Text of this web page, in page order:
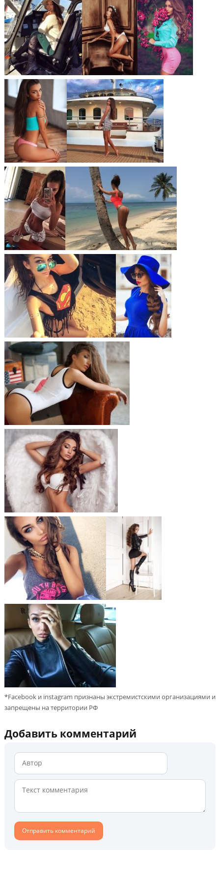
*Facebook и instagram признаны экстремистскими организациями и
запрещены на территории РФ
Добавить комментарий